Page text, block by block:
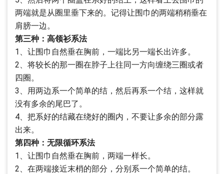
两端就是从圈里垂下来的。记得让围巾的两端稍稍垂在
肩膀一边。
第三种：高领衫系法
1、让围巾自然垂在胸前，一端比另一端长出许多。
2、将较长的那一圈在脖子上往同一方向缠绕三圈或者
四圈。
3、用两边系一个简单的结，然后再系一个结，这样就
没有多余的尾巴了。
4、把系好的结藏在绕好的圈内，不要让多余的部分露
出来。
第四种：无限循环系法
1、让围巾自然垂在胸前，两端一样长。
2、在两端接近末梢的部分，分别系一个简单的结。